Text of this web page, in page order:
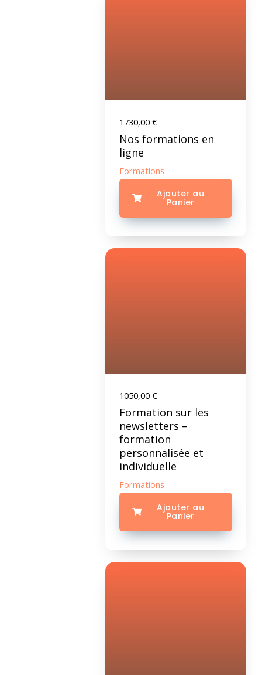
1730,00 €
Nos formations en
ligne
Formations
Ajouter au
Panier
1050,00 €
Formation sur les
newsletters –
formation
personnalisée et
individuelle
Formations
Ajouter au
Panier